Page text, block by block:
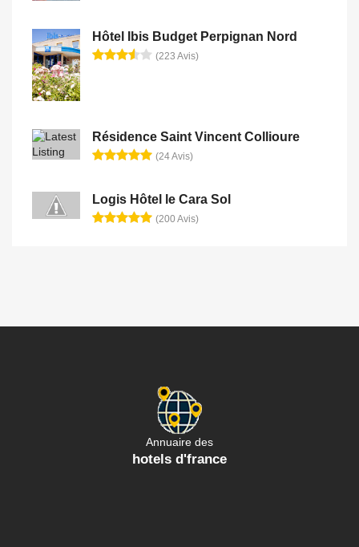
Hôtel Ibis Budget Perpignan Nord
(223 Avis)
Résidence Saint Vincent Collioure
(24 Avis)
Logis Hôtel le Cara Sol
(200 Avis)
Annuaire des
hotels d'france